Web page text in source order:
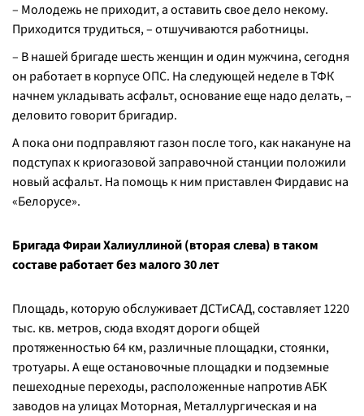
– Молодежь не приходит, а оставить свое дело некому.
Приходится трудиться, – отшучиваются работницы.
– В нашей бригаде шесть женщин и один мужчина, сегодня
он работает в корпусе ОПС. На следующей неделе в ТФК
начнем укладывать асфальт, основание еще надо делать, –
деловито говорит бригадир.
А пока они подправляют газон после того, как накануне на
подступах к криогазовой заправочной станции положили
новый асфальт. На помощь к ним приставлен Фирдавис на
«Белорусе».
Бригада Фираи Халиуллиной (вторая слева) в таком
составе работает без малого 30 лет
Площадь, которую обслуживает ДСТиСАД, составляет 1220
тыс. кв. метров, сюда входят дороги общей
протяженностью 64 км, различные площадки, стоянки,
тротуары. А еще остановочные площадки и подземные
пешеходные переходы, расположенные напротив АБК
заводов на улицах Моторная, Металлургическая и на